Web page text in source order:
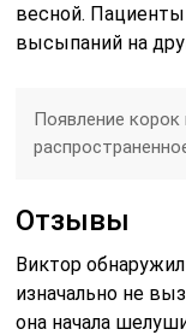
весной.
высыпаний на
Появление корок
Отзывы
Виктор
изначально не
она начала